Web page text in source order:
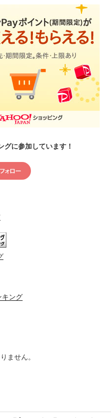
グに参加しています！
キング
ません。